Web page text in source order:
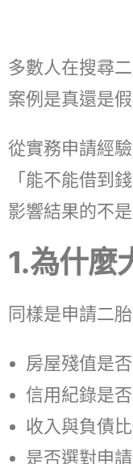
多數人在搜尋
案例是真還是假
從實務申請經
「能不能借到
影響結果的不
1.為什麼
同樣是申請二
房屋殘值是
信用紀錄是
收入與負債
是否選對申